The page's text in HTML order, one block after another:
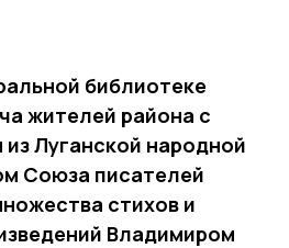
библиотеке
жителей района с
Луганской народной
Союза писателей
стихов и
Владимиром